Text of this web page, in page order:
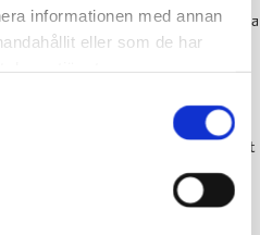
informationen med annan
eller som de har
i Ekenäs vattentornstartar vecka
38 (20 september).
testkörning utan vattentorn, vilket
i Ekenäs-området. Mer
separat.